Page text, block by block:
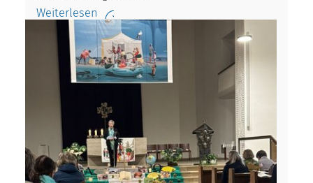
Weiterlesen